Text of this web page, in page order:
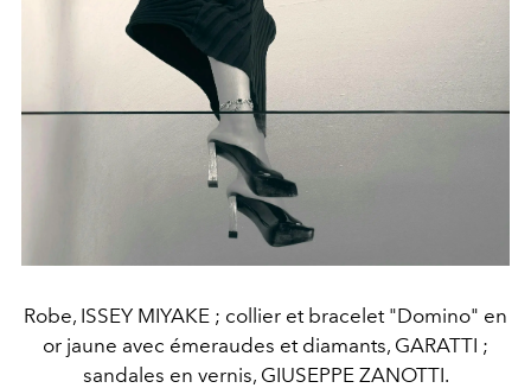
Robe, ISSEY MIYAKE ; collier et bracelet "Domino" en
or jaune avec émeraudes et diamants, GARATTI ;
sandales en vernis, GIUSEPPE ZANOTTI.